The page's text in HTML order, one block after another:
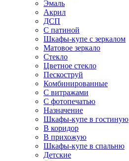
Эмаль
Акрил
ДСП
С патиной
Шкафы-купе с зеркалом
Матовое зеркало
Стекло
Цветное стекло
Пескоструй
Комбинированные
С витражами
С фотопечатью
Назначение
Шкафы-купе в гостиную
В коридор
В прихожую
Шкафы-купе в спальню
Детские